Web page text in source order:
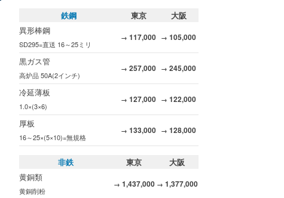
鉄鋼 東京
大阪
異形棒鋼
SD295=直送 16～25ミリ
→ 117,000 → 105,000
黒ガス管
高炉品 50A(2インチ)
→ 257,000 → 245,000
冷延薄板
1.0×(3×6)
→ 127,000 → 122,000
厚板
16～25×(5×10)=無規格
→ 133,000 → 128,000
非鉄 東京
大阪
黄銅類
黄銅削粉
→ 1,437,000 → 1,377,000